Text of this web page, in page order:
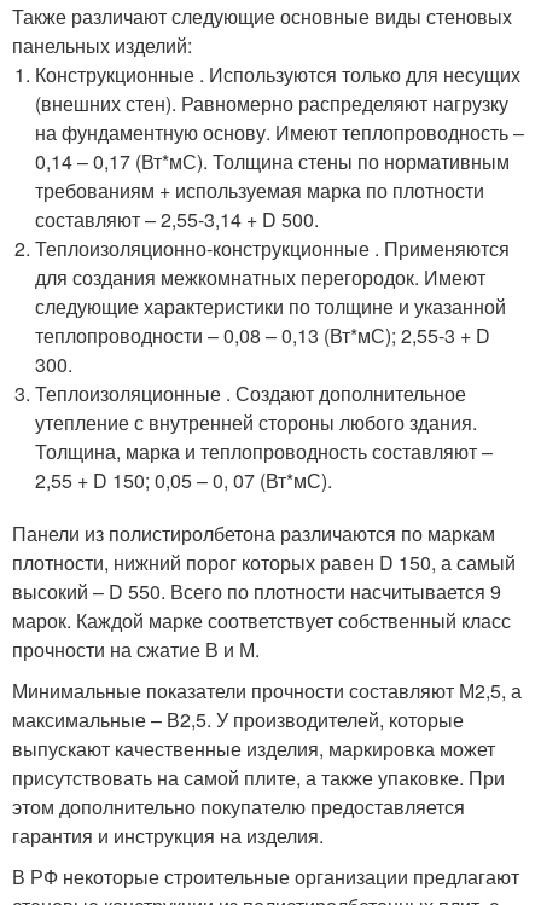
Также различают следующие основные виды стеновых
панельных изделий:
Конструкционные . Используются только для несущих
(внешних стен). Равномерно распределяют нагрузку
на фундаментную основу. Имеют теплопроводность –
0,14 – 0,17 (Вт*мС). Толщина стены по нормативным
требованиям + используемая марка по плотности
составляют – 2,55-3,14 + D 500.
Теплоизоляционно-конструкционные . Применяются
для создания межкомнатных перегородок. Имеют
следующие характеристики по толщине и указанной
теплопроводности – 0,08 – 0,13 (Вт*мС); 2,55-3 + D
300.
Теплоизоляционные . Создают дополнительное
утепление с внутренней стороны любого здания.
Толщина, марка и теплопроводность составляют –
2,55 + D 150; 0,05 – 0, 07 (Вт*мС).
Панели из полистиролбетона различаются по маркам
плотности, нижний порог которых равен D 150, а самый
высокий – D 550. Всего по плотности насчитывается 9
марок. Каждой марке соответствует собственный класс
прочности на сжатие В и М.
Минимальные показатели прочности составляют М2,5, а
максимальные – В2,5. У производителей, которые
выпускают качественные изделия, маркировка может
присутствовать на самой плите, а также упаковке. При
этом дополнительно покупателю предоставляется
гарантия и инструкция на изделия.
В РФ некоторые строительные организации предлагают